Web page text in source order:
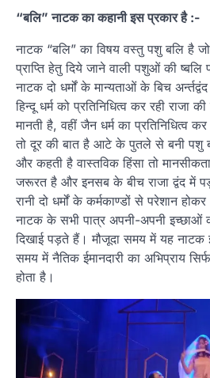
“बलि” नाटक का कहानी इस प्रकार है :-
नाटक “बलि” का विषय वस्तु पशु बलि है
प्राप्ति हेतु दिये जाने वाली पशुओं की
नाटक दो धर्मों के मान्यताओं के बिच
हिन्दू धर्म को प्रतिनिधित्व कर रही राजा
मानती है, वहीं जैन धर्म का प्रतिनिधित्व
तो दूर की बात है आटे के पुतले से बनी पशु
और कहती है वास्तविक हिंसा तो
जरूरत है और इनसब के बीच राजा द्वंद में
रानी दो धर्मों के कर्मकाण्डों से परेशान
नाटक के सभी पात्र अपनी-अपनी इच्छाओं
दिखाई पड़ते हैं। मौजूदा समय में यह नाटक
समय में नैतिक ईमानदारी का अभिप्राय
होता है।